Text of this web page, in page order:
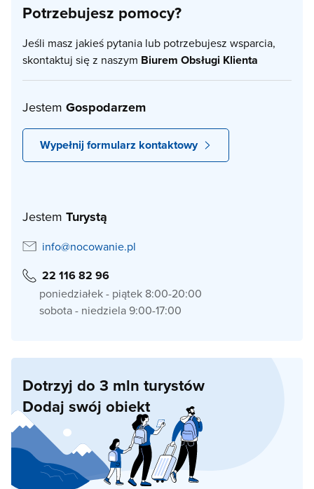
Potrzebujesz pomocy?
Jeśli masz jakieś pytania lub potrzebujesz wsparcia,
skontaktuj się z naszym Biurem Obsługi Klienta
Jestem Gospodarzem
Wypełnij formularz kontaktowy
Jestem Turystą
info@nocowanie.pl
22 116 82 96
poniedziałek - piątek 8:00-20:00
sobota - niedziela 9:00-17:00
Dotrzyj do 3 mln turystów
Dodaj swój obiekt